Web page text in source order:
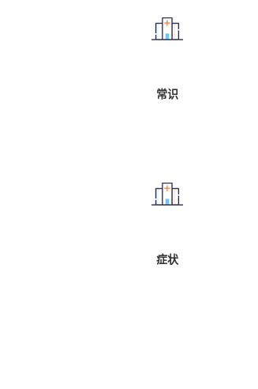
常识
症状